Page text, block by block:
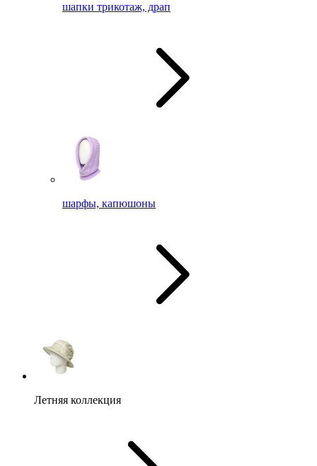
шапки трикотаж, драп
шарфы, капюшоны
Летняя коллекция